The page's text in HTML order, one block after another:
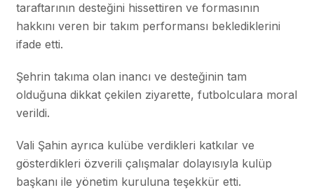
taraftarının desteğini hissettiren ve formasının
hakkını veren bir takım performansı beklediklerini
ifade etti.
Şehrin takıma olan inancı ve desteğinin tam
olduğuna dikkat çekilen ziyarette, futbolculara moral
verildi.
Vali Şahin ayrıca kulübe verdikleri katkılar ve
gösterdikleri özverili çalışmalar dolayısıyla kulüp
başkanı ile yönetim kuruluna teşekkür etti.